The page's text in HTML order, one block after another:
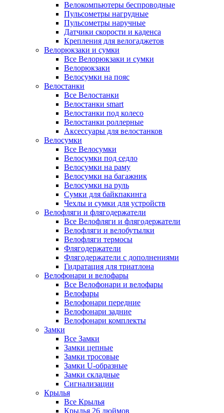
Велокомпьютеры беспроводные
Пульсометры нагрудные
Пульсометры наручные
Датчики скорости и каденса
Крепления для велогаджетов
Велорюкзаки и сумки
Все Велорюкзаки и сумки
Велорюкзаки
Велосумки на пояс
Велостанки
Все Велостанки
Велостанки smart
Велостанки под колесо
Велостанки роллерные
Аксессуары для велостанков
Велосумки
Все Велосумки
Велосумки под седло
Велосумки на раму
Велосумки на багажник
Велосумки на руль
Сумки для байкпакинга
Чехлы и сумки для устройств
Велофляги и флягодержатели
Все Велофляги и флягодержатели
Велофляги и велобутылки
Велофляги термосы
Флягодержатели
Флягодержатели с дополнениями
Гидратация для триатлона
Велофонари и велофары
Все Велофонари и велофары
Велофары
Велофонари передние
Велофонари задние
Велофонари комплекты
Замки
Все Замки
Замки цепные
Замки тросовые
Замки U-образные
Замки складные
Сигнализации
Крылья
Все Крылья
Крылья 26 дюймов